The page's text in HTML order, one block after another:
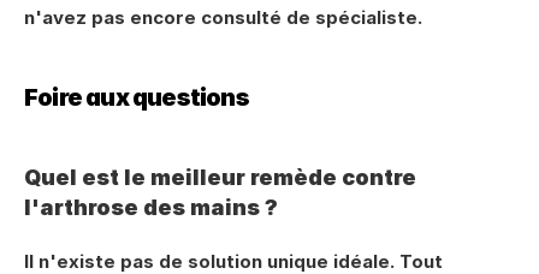
n'avez pas encore consulté de spécialiste.
Foire aux questions
Quel est le meilleur remède contre
l'arthrose des mains ?
Il n'existe pas de solution unique idéale. Tout